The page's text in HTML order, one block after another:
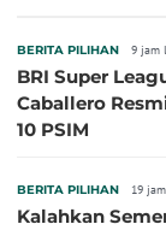
BERITA PILIHAN 9 jam
BRI Super
Caballero
10 PSIM
BERITA PILIHAN 19
Kalahkan